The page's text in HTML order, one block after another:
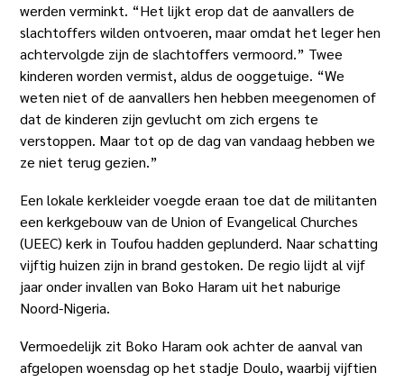
werden verminkt. “Het lijkt erop dat de aanvallers de
slachtoffers wilden ontvoeren, maar omdat het leger hen
achtervolgde zijn de slachtoffers vermoord.” Twee
kinderen worden vermist, aldus de ooggetuige. “We
weten niet of de aanvallers hen hebben meegenomen of
dat de kinderen zijn gevlucht om zich ergens te
verstoppen. Maar tot op de dag van vandaag hebben we
ze niet terug gezien.”
Een lokale kerkleider voegde eraan toe dat de militanten
een kerkgebouw van de Union of Evangelical Churches
(UEEC) kerk in Toufou hadden geplunderd. Naar schatting
vijftig huizen zijn in brand gestoken. De regio lijdt al vijf
jaar onder invallen van Boko Haram uit het naburige
Noord-Nigeria.
Vermoedelijk zit Boko Haram ook achter de aanval van
afgelopen woensdag op het stadje Doulo, waarbij vijftien